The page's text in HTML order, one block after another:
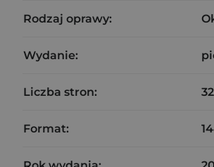
Rodzaj oprawy:
Wydanie:
Liczba stron:
Format: